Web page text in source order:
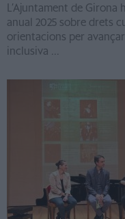
L’Ajuntament de
anual 2025 sobre drets
orientacions per
inclusiva ...